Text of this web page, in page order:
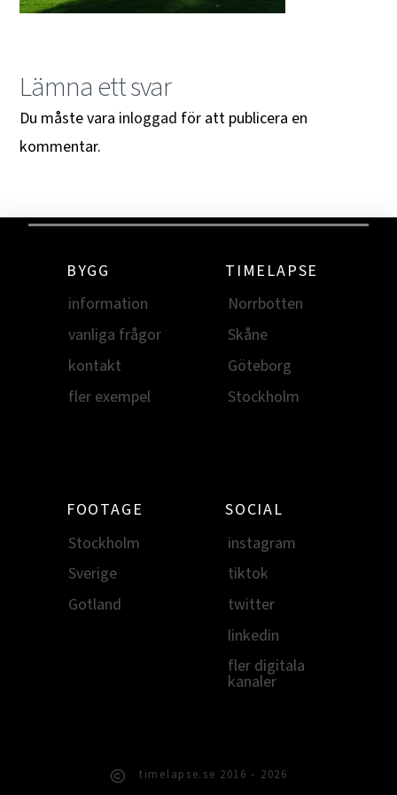
Lämna ett svar
Du måste vara inloggad för att publicera en
kommentar.
BYGG
information
vanliga frågor
kontakt
fler exempel
TIMELAPSE
Norrbotten
Skåne
Göteborg
Stockholm
FOOTAGE
Stockholm
Sverige
Gotland
SOCIAL
instagram
tiktok
twitter
linkedin
fler digitala
kanaler
timelapse.se 2016 - 2026